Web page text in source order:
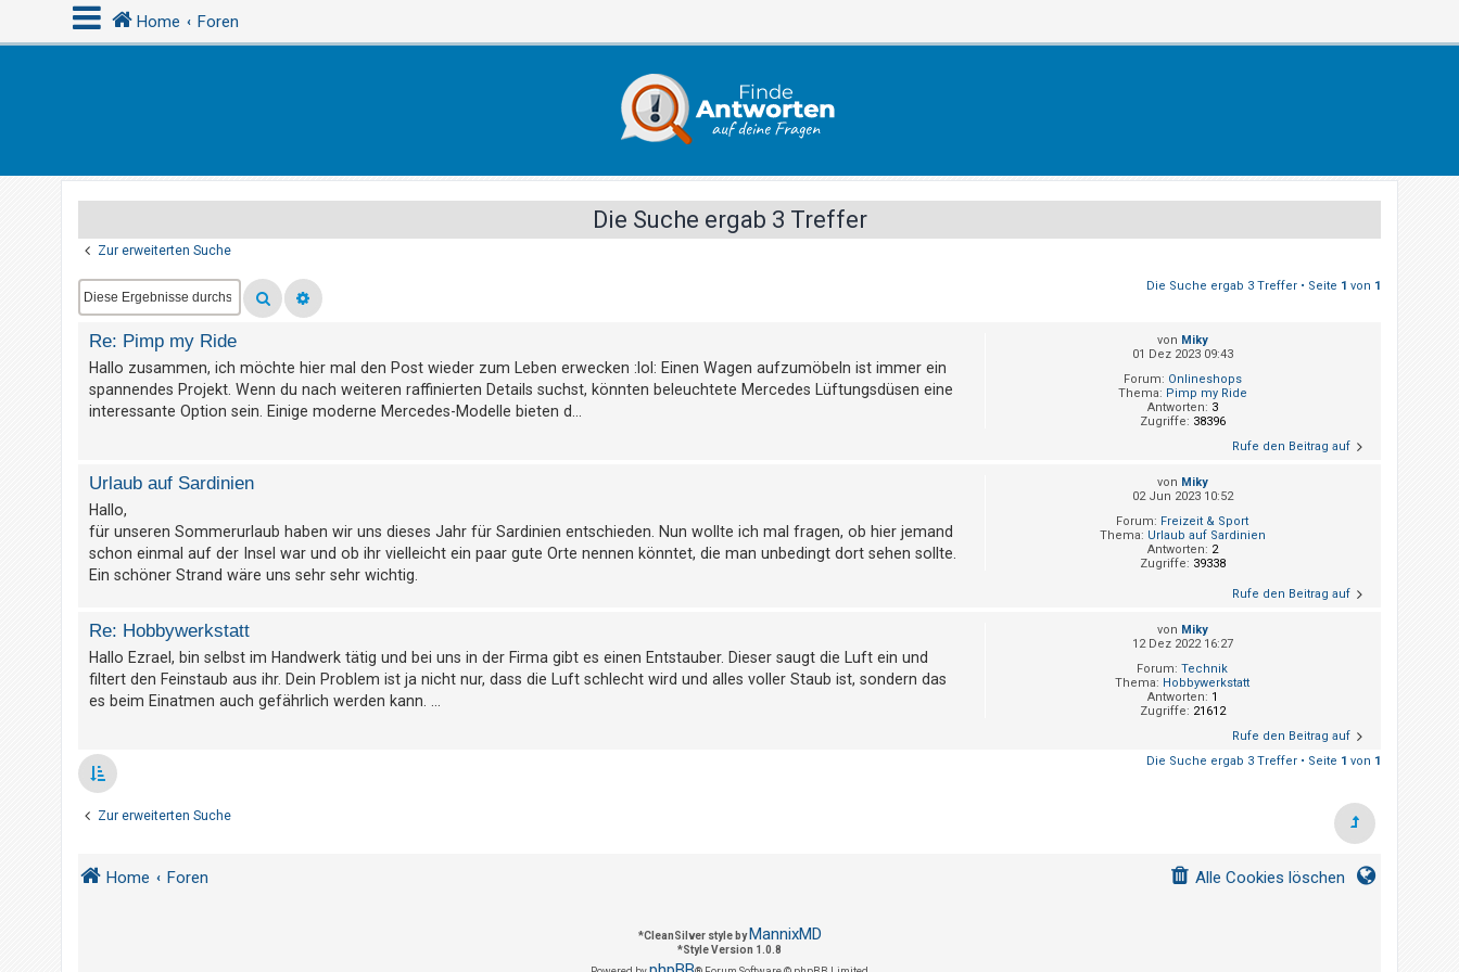
Home Foren
Die Suche ergab 3 Treffer
Zur erweiterten Suche
Die Suche ergab 3 Treffer • Seite 1 von 1
von Miky
01 Dez 2023 09:43
Forum: Onlineshops
Thema: Pimp my Ride
Antworten: 3
Zugriffe: 38396
Re: Pimp my Ride
Hallo zusammen, ich möchte hier mal den Post wieder zum Leben erwecken :lol: Einen Wagen aufzumöbeln ist immer ein
spannendes Projekt. Wenn du nach weiteren raffinierten Details suchst, könnten beleuchtete Mercedes Lüftungsdüsen eine
interessante Option sein. Einige moderne Mercedes-Modelle bieten d...
Rufe den Beitrag auf
von Miky
02 Jun 2023 10:52
Forum: Freizeit & Sport
Thema: Urlaub auf Sardinien
Antworten: 2
Zugriffe: 39338
Urlaub auf Sardinien
Hallo,
für unseren Sommerurlaub haben wir uns dieses Jahr für Sardinien entschieden. Nun wollte ich mal fragen, ob hier jemand
schon einmal auf der Insel war und ob ihr vielleicht ein paar gute Orte nennen könntet, die man unbedingt dort sehen sollte.
Ein schöner Strand wäre uns sehr sehr wichtig.
Rufe den Beitrag auf
von Miky
12 Dez 2022 16:27
Forum: Technik
Thema: Hobbywerkstatt
Antworten: 1
Zugriffe: 21612
Re: Hobbywerkstatt
Hallo Ezrael, bin selbst im Handwerk tätig und bei uns in der Firma gibt es einen Entstauber. Dieser saugt die Luft ein und
filtert den Feinstaub aus ihr. Dein Problem ist ja nicht nur, dass die Luft schlecht wird und alles voller Staub ist, sondern das
es beim Einatmen auch gefährlich werden kann. ...
Rufe den Beitrag auf
Die Suche ergab 3 Treffer • Seite 1 von 1
Zur erweiterten Suche
Home Foren Alle Cookies löschen
*CleanSilver style byMannixMD
*Style Version 1.0.8